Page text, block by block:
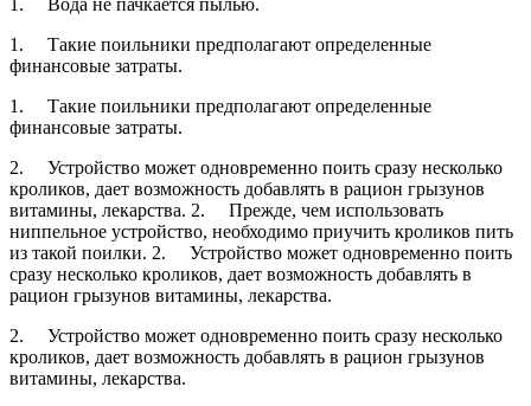
1. Такие поильники предполагают определенные
финансовые затраты.
1. Такие поильники предполагают определенные
финансовые затраты.
2. Устройство может одновременно поить сразу несколько
кроликов, дает возможность добавлять в рацион грызунов
витамины, лекарства. 2. Прежде, чем использовать
ниппельное устройство, необходимо приучить кроликов пить
из такой поилки. 2. Устройство может одновременно поить
сразу несколько кроликов, дает возможность добавлять в
рацион грызунов витамины, лекарства.
2. Устройство может одновременно поить сразу несколько
кроликов, дает возможность добавлять в рацион грызунов
витамины, лекарства.